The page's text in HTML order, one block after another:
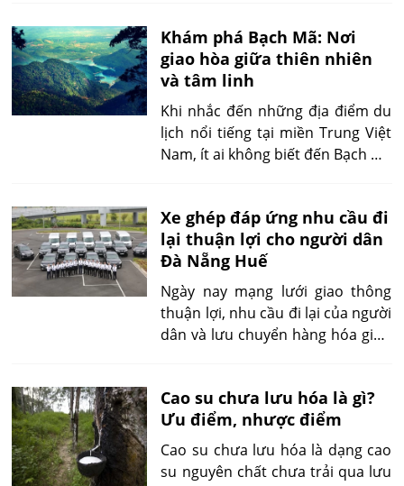
vững. Trong quan niệm Á Đông,
mỗi loại trái cây đều mang một ý
nghĩa cát tường riêng, kết hợp
cùng màu sắc hài hòa sẽ tạo nên
món quà vừa đẹp mắt vừa mang
giá trị tinh thần.
Khám phá Bạch Mã: Nơi
giao hòa giữa thiên nhiên
và tâm linh
​Khi nhắc đến những địa điểm du
lịch nổi tiếng tại miền Trung Việt
Nam, ít ai không biết đến Bạch Mã
phía nam.
Xe ghép đáp ứng nhu cầu đi
lại thuận lợi cho người dân
Đà Nẵng Huế
Ngày nay mạng lưới giao thông
thuận lợi, nhu cầu đi lại của người
dân và lưu chuyển hàng hóa giữa
thương giữa 2 tỉnh miền trung
ngày một lớn
Cao su chưa lưu hóa là gì?
Ưu điểm, nhược điểm
Cao su chưa lưu hóa là dạng cao
su nguyên chất chưa trải qua lưu